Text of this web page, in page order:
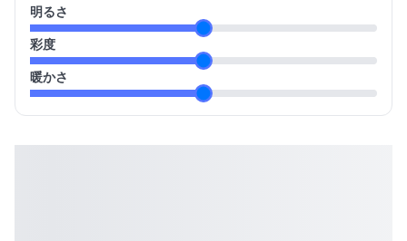
明るさ
彩度
暖かさ